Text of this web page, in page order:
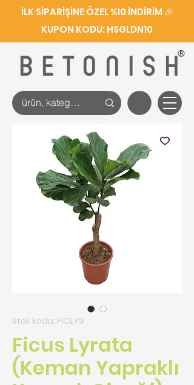
BETONISH
®
İLK SİPARİŞİNE ÖZEL %10 İNDİRİM 🎉
KUPON KODU: HSGLDN10
Stok kodu: FICLY9
Ficus Lyrata
(Keman Yapraklı